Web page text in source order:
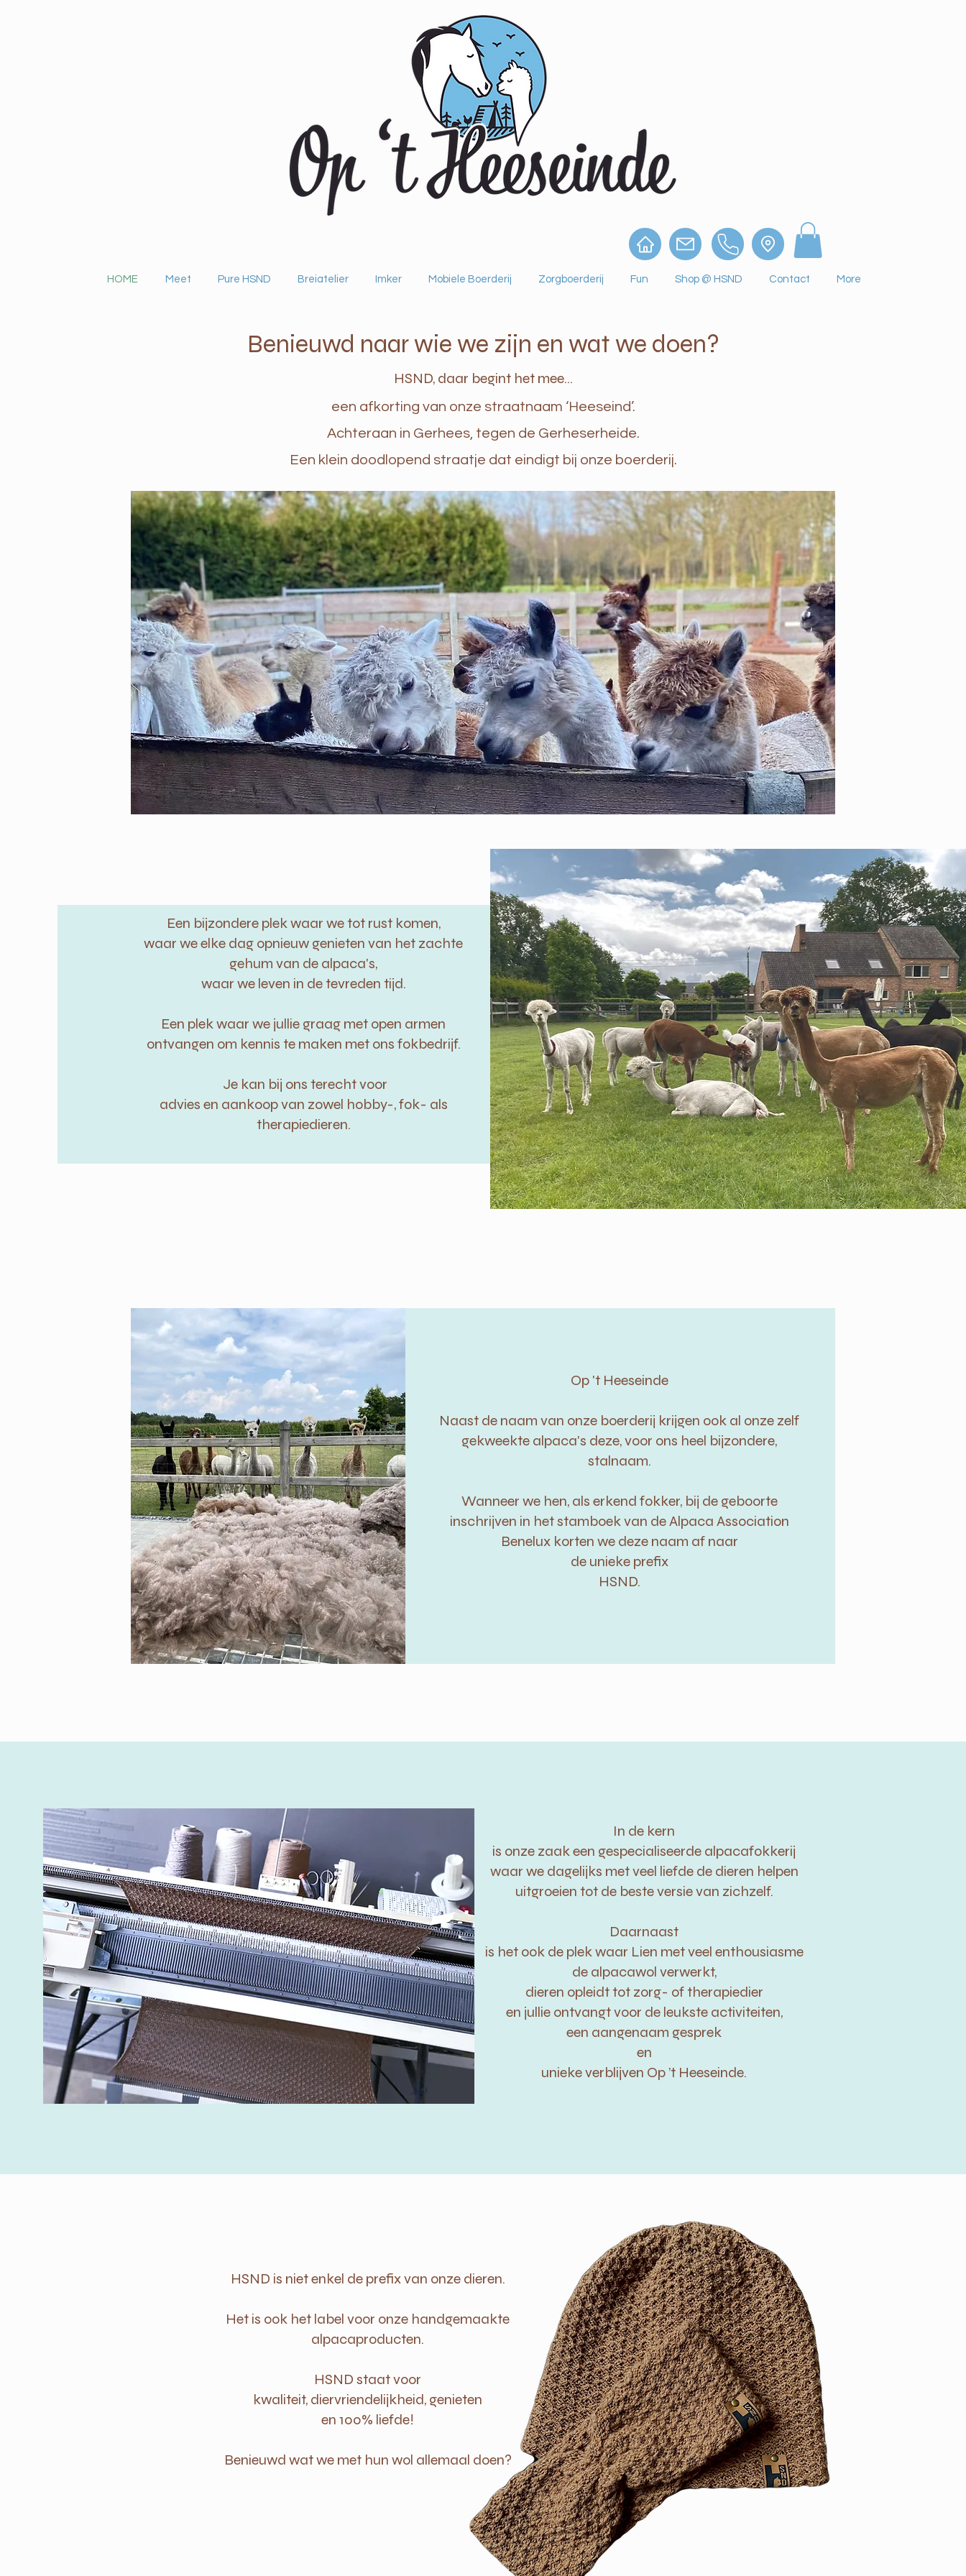
HOME Meet Pure HSND Breiatelier Imker Mobiele Boerderij Zorgboerderij Fun Shop @ HSND Contact More
Benieuwd naar wie we zijn en wat we doen?
HSND, daar begint het mee…
​een afkorting van onze straatnaam ‘Heeseind’.
Achteraan in Gerhees, tegen de Gerheserheide.​
Een klein doodlopend straatje dat eindigt bij onze boerderij.
Een bijzondere plek waar we tot rust komen,
waar we elke dag opnieuw genieten van het zachte
gehum van de alpaca's,
waar we leven in de tevreden tijd.
Een plek waar we jullie graag met open armen
ontvangen om kennis te maken met ons fokbedrijf.
Je kan bij ons terecht voor
advies en aankoop van zowel hobby-, fok- als
therapiedieren.
Op 't Heeseinde
Naast de naam van onze boerderij krijgen ook al onze zelf
gekweekte alpaca's deze, voor ons heel bijzondere,
stalnaam.
Wanneer we hen, als erkend fokker, bij de geboorte
inschrijven in het stamboek van de Alpaca Association
Benelux korten we deze naam af naar
de unieke prefix
HSND.
In de kern
is onze zaak een gespecialiseerde alpacafokkerij
waar we dagelijks met veel liefde de dieren helpen
uitgroeien tot de beste versie van zichzelf.
Daarnaast
is het ook de plek waar Lien met veel enthousiasme
de alpacawol verwerkt,
dieren opleidt tot zorg- of therapiedier
en jullie ontvangt voor de leukste activiteiten,
een aangenaam gesprek
en
unieke verblijven Op ’t Heeseinde.
HSND is niet enkel de prefix van onze dieren.
Het is ook het label voor onze handgemaakte
alpacaproducten.
HSND staat voor
kwaliteit, diervriendelijkheid, genieten
en 100% liefde!
Benieuwd wat we met hun wol allemaal doen?